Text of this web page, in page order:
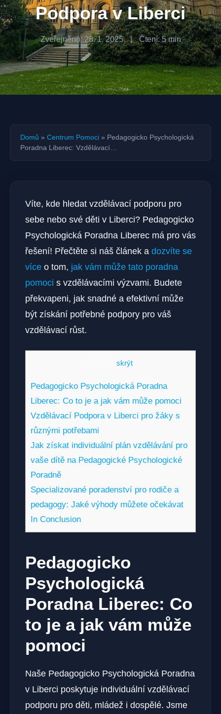
Podpora v Liberci
Zveřejněno: 28. 1. 2025 | Čtení: 5 min
Domů » Centrum Pomoci » Pedagogicko Psychologická
Poradna Liberec: Vzdělávací…
Víte, kde hledat vzdělávací podporu pro
sebe nebo své děti v Liberci? Pedagogicko
Psychologická Poradna Liberec má pro vás
řešení! Přečtěte si náš článek a dozvíte se
více o tom, jak vám může tato poradna
pomoci s vzdělávacími výzvami. Budete
překvapeni, jak snadné a efektivní může
být získání potřebné podpory pro váš
vzdělávací růst.
skrýt]
Pedagogicko Psychologická Poradna
Liberec: Co to je a jak vám může pomoci
Vzdělávací Podpora v Liberci pro žáky s
různými potřebami
Jak získat individuální plán vzdělávání pro
vaše dítě na Pedagogické Psychologické
Poradně
Specializované poradenství pro rodiče a
pedagogy: Jaké výhody můžete očekávat
In Conclusion
Pedagogicko
Psychologická
Poradna Liberec: Co
to je a jak vám může
pomoci
Naše Pedagogicko Psychologická Poradna
v Liberci poskytuje individuální vzdělávací
podporu pro děti, mládež i dospělé. Jsme